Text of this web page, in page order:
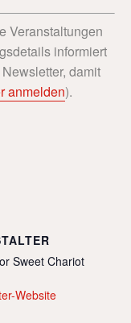
Veranstaltungen
informiert
damit
anmelden).
Sweet Chariot
Website